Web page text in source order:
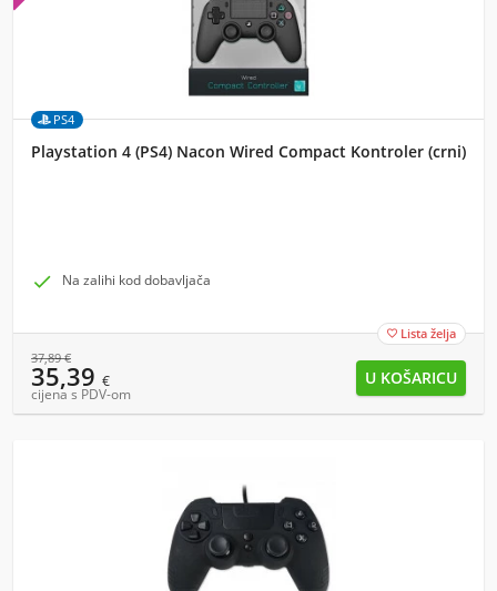
PS4
Playstation 4 (PS4) Nacon Wired Compact Kontroler (crni)
 Na zalihi kod dobavljača
 Lista želja
37,89€
35,39 €
cijena s PDV-om